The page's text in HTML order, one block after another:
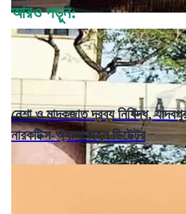
আরও পড়ুন:
নেশা ও মাদকজাত দ্রব্য নিষিদ্ধ,
নারকটিক্স-অ্যালকোহল ডিটেক্টর